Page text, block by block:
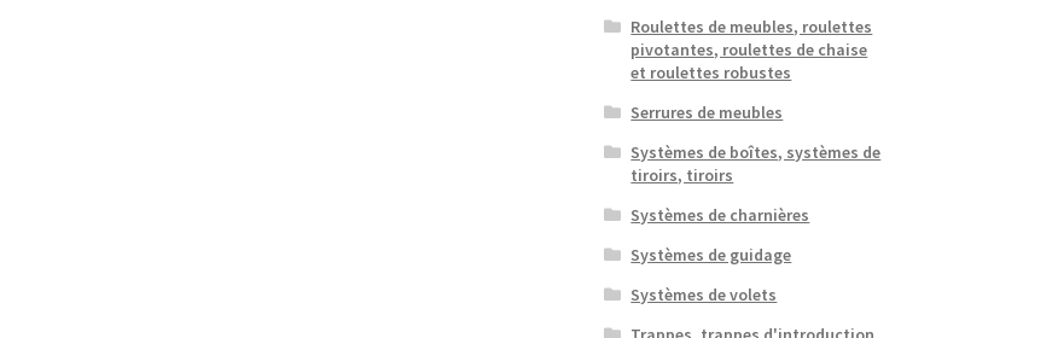
Roulettes de meubles, roulettes
pivotantes, roulettes de chaise
et roulettes robustes
Serrures de meubles
Systèmes de boîtes, systèmes de
tiroirs, tiroirs
Systèmes de charnières
Systèmes de guidage
Systèmes de volets